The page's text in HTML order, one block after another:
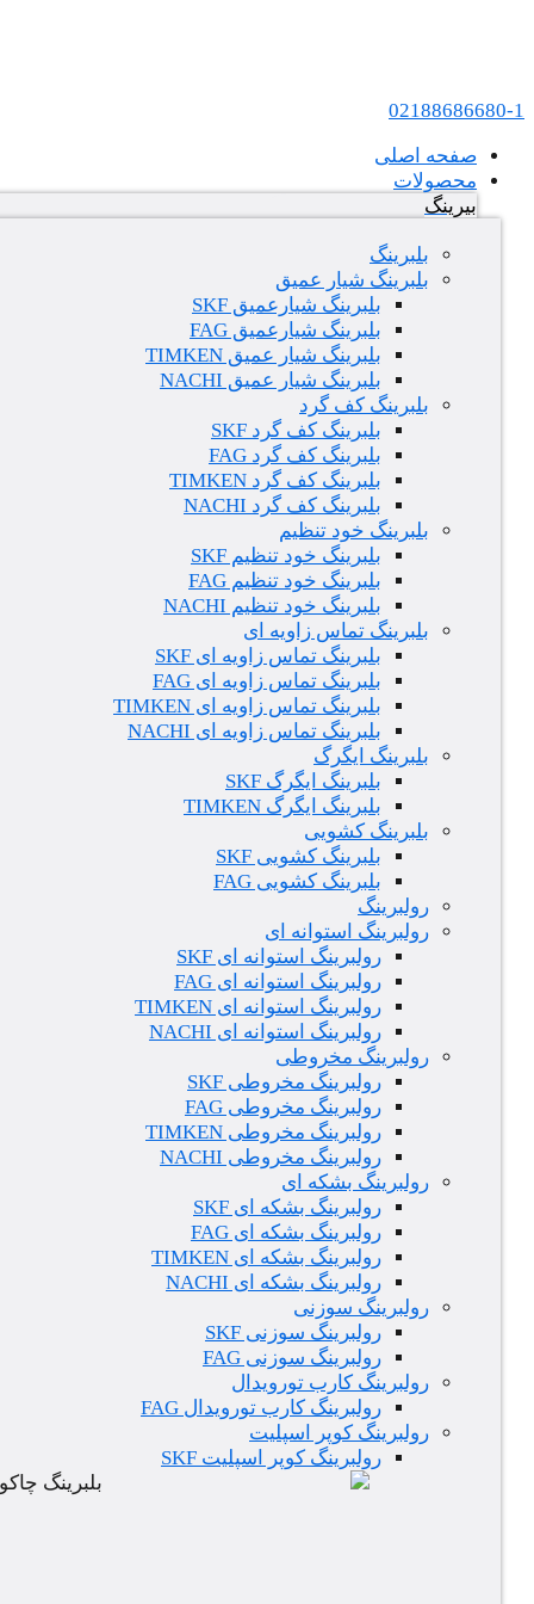
02188686680-1
صفحه اصلی
محصولات
بیرینگ
بلبرینگ
بلبرینگ شیار عمیق
بلبرینگ شیارعمیق SKF
بلبرینگ شیارعمیق FAG
بلبرینگ شیار عمیق TIMKEN
بلبرینگ شیار عمیق NACHI
بلبرینگ کف گرد
بلبرینگ کف گرد SKF
بلبرینگ کف گرد FAG
بلبرینگ کف گرد TIMKEN
بلبرینگ کف گرد NACHI
بلبرینگ خود تنظیم
بلبرینگ خود تنظیم SKF
بلبرینگ خود تنظیم FAG
بلبرینگ خود تنظیم NACHI
بلبرینگ تماس زاویه ای
بلبرینگ تماس زاویه ای SKF
بلبرینگ تماس زاویه ای FAG
بلبرینگ تماس زاویه ای TIMKEN
بلبرینگ تماس زاویه ای NACHI
بلبرینگ ایگرگ
بلبرینگ ایگرگ SKF
بلبرینگ ایگرگ TIMKEN
بلبرینگ کشویی
بلبرینگ کشویی SKF
بلبرینگ کشویی FAG
رولبرینگ
رولبرینگ استوانه ای
رولبرینگ استوانه ای SKF
رولبرینگ استوانه ای FAG
رولبرینگ استوانه ای TIMKEN
رولبرینگ استوانه ای NACHI
رولبرینگ مخروطی
رولبرینگ مخروطی SKF
رولبرینگ مخروطی FAG
رولبرینگ مخروطی TIMKEN
رولبرینگ مخروطی NACHI
رولبرینگ بشکه ای
رولبرینگ بشکه ای SKF
رولبرینگ بشکه ای FAG
رولبرینگ بشکه ای TIMKEN
رولبرینگ بشکه ای NACHI
رولبرینگ سوزنی
رولبرینگ سوزنی SKF
رولبرینگ سوزنی FAG
رولبرینگ کارب تورویدال
رولبرینگ کارب تورویدال FAG
رولبرینگ کوپر اسپلیت
رولبرینگ کوپر اسپلیت SKF